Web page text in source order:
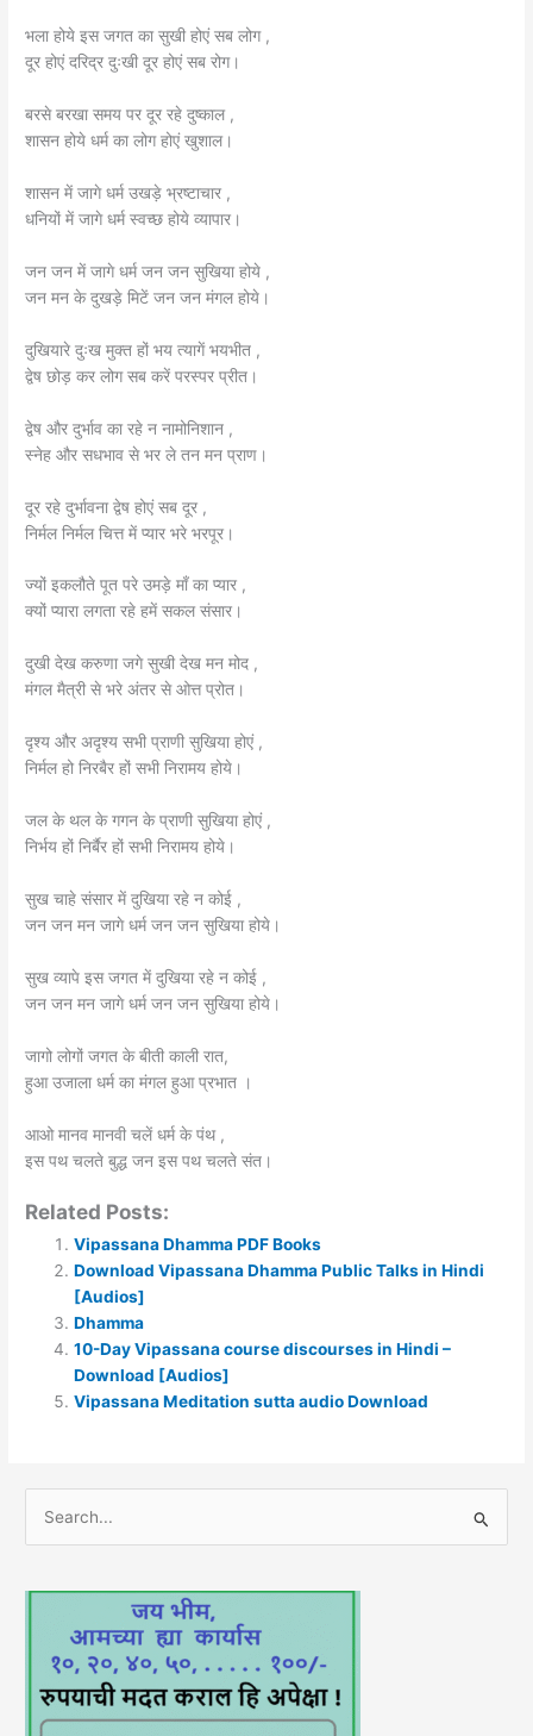
भला होये इस जगत का सुखी होएं सब लोग ,
दूर होएं दरिद्र दुःखी दूर होएं सब रोग।
बरसे बरखा समय पर दूर रहे दुष्काल ,
शासन होये धर्म का लोग होएं खुशाल।
शासन में जागे धर्म उखड़े भ्रष्टाचार ,
धनियों में जागे धर्म स्वच्छ होये व्यापार।
जन जन में जागे धर्म जन जन सुखिया होये ,
जन मन के दुखड़े मिटें जन जन मंगल होये।
दुखियारे दुःख मुक्त हों भय त्यागें भयभीत ,
द्वेष छोड़ कर लोग सब करें परस्पर प्रीत।
द्वेष और दुर्भाव का रहे न नामोनिशान ,
स्नेह और सधभाव से भर ले तन मन प्राण।
दूर रहे दुर्भावना द्वेष होएं सब दूर ,
निर्मल निर्मल चित्त में प्यार भरे भरपूर।
ज्यों इकलौते पूत परे उमड़े माँ का प्यार ,
क्यों प्यारा लगता रहे हमें सकल संसार।
दुखी देख करुणा जगे सुखी देख मन मोद ,
मंगल मैत्री से भरे अंतर से ओत्त प्रोत।
दृश्य और अदृश्य सभी प्राणी सुखिया होएं ,
निर्मल हो निरबैर हों सभी निरामय होये।
जल के थल के गगन के प्राणी सुखिया होएं ,
निर्भय हों निर्बैर हों सभी निरामय होये।
सुख चाहे संसार में दुखिया रहे न कोई ,
जन जन मन जागे धर्म जन जन सुखिया होये।
सुख व्यापे इस जगत में दुखिया रहे न कोई ,
जन जन मन जागे धर्म जन जन सुखिया होये।
जागो लोगों जगत के बीती काली रात,
हुआ उजाला धर्म का मंगल हुआ प्रभात ।
आओ मानव मानवी चलें धर्म के पंथ ,
इस पथ चलते बुद्ध जन इस पथ चलते संत।
Related Posts:
Vipassana Dhamma PDF Books
Download Vipassana Dhamma Public Talks in Hindi
[Audios]
Dhamma
10-Day Vipassana course discourses in Hindi –
Download [Audios]
Vipassana Meditation sutta audio Download